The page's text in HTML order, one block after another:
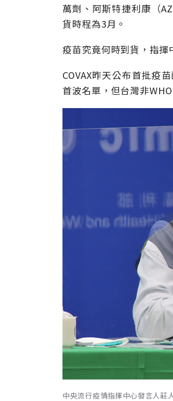
萬劑、阿斯特捷利康（
貨時程為3月。
疫苗究竟何時到貨，指揮
COVAX昨天公布首批疫
首波名單，但台灣非
中央流行疫情指揮中心發言人莊